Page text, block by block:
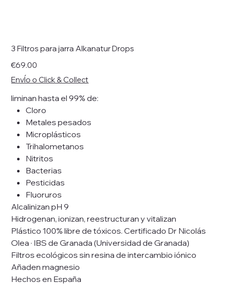
3 Filtros para jarra Alkanatur Drops
Price
€69.00
EnvÍo o Click & Collect
liminan hasta el 99% de:
Cloro
Metales pesados
Microplásticos
Trihalometanos
Nitritos
Bacterias
Pesticidas
Fluoruros
Alcalinizan pH 9
Hidrogenan, ionizan, reestructuran y vitalizan
Plástico 100% libre de tóxicos. Certificado Dr Nicolás
Olea · IBS de Granada (Universidad de Granada)
Filtros ecológicos sin resina de intercambio iónico
Añaden magnesio
Hechos en España